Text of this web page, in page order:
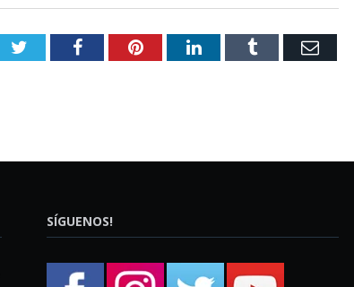
TwitterFacebookPinterestLinkedInTumblr Email
SÍGUENOS!